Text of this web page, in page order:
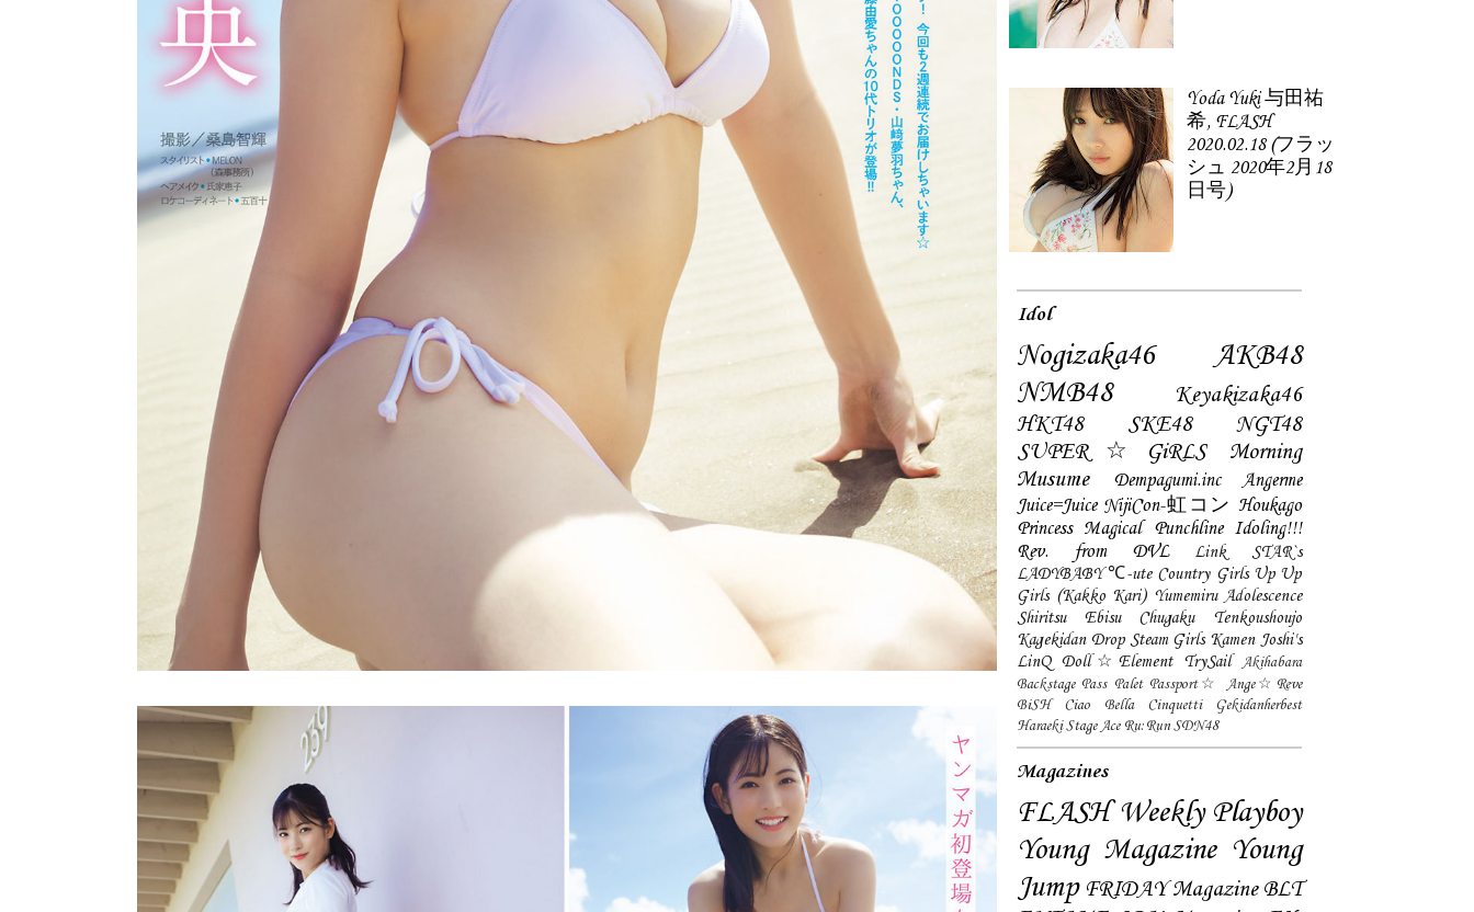
Yoda Yuki 与田祐
希, FLASH
2020.02.18 (フラッ
シュ 2020年2月18
日号)
Idol
Nogizaka46
AKB48
NMB48
Keyakizaka46
HKT48
SKE48
NGT48
SUPER☆GiRLS
Morning
Musume
Dempagumi.inc
Angerme
Juice=Juice NijiCon-虹コン Houkago
Princess Magical Punchline Idoling!!!
Rev. from DVL
Link STAR`s
LADYBABY ℃-ute Country Girls Up Up
Girls (Kakko Kari) Yumemiru Adolescence
Shiritsu Ebisu Chugaku
Tenkoushoujo
Kagekidan Drop Steam Girls Kamen Joshi's
LinQ Doll☆Element TrySail
Akihabara
Backstage Pass Palet Passport☆
Ange☆Reve
BiSH
Ciao Bella Cinquetti
Gekidanherbest
Haraeki Stage Ace Ru:Run SDN48
Magazines
FLASH Weekly Playboy
Young Magazine Young
Jump FRIDAY Magazine BLT